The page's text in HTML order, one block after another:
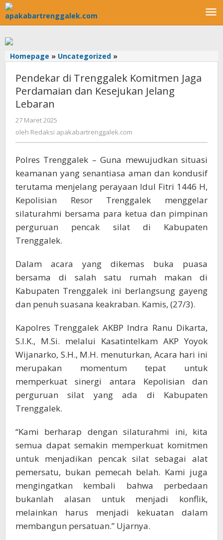
Lewati
ke
konten
Homepage » Uncategorized »
Trenggalek
Komitmen
Jaga
Kesejukan
Jelang
Pendekar di Trenggalek Komitmen Jaga
Perdamaian dan Kesejukan Jelang
Lebaran
27 Maret 2025
Redaksi
apakabartrenggalek.com
oleh Redaksi apakabartrenggalek.com
Polres Trenggalek – Guna mewujudkan situasi
keamanan yang senantiasa aman dan kondusif
terutama menjelang perayaan Idul Fitri 1446 H,
Kepolisian Resor Trenggalek menggelar
silaturahmi bersama para ketua dan pimpinan
perguruan pencak silat di Kabupaten
Trenggalek.
Dalam acara yang dikemas buka puasa
bersama di salah satu rumah makan di
Kabupaten Trenggalek ini berlangsung gayeng
dan penuh suasana keakraban. Kamis, (27/3).
Kapolres Trenggalek AKBP Indra Ranu Dikarta,
S.I.K., M.Si. melalui Kasatintelkam AKP Yoyok
Wijanarko, S.H., M.H. menuturkan, Acara hari ini
merupakan momentum tepat untuk
memperkuat sinergi antara Kepolisian dan
perguruan silat yang ada di Kabupaten
Trenggalek.
“Kami berharap dengan silaturahmi ini, kita
semua dapat semakin memperkuat komitmen
untuk menjadikan pencak silat sebagai alat
pemersatu, bukan pemecah belah. Kami juga
mengingatkan kembali bahwa perbedaan
bukanlah alasan untuk menjadi konflik,
melainkan harus menjadi kekuatan dalam
membangun persatuan.” Ujarnya.